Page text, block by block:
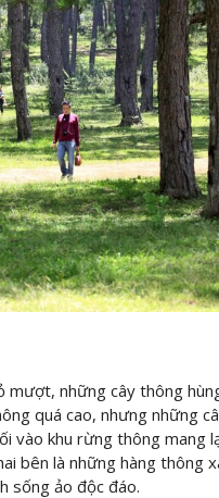
mượt, những cây thông
quá cao, nhưng những
vào khu rừng thông mang
bên là những hàng thông
sống ảo độc đáo.